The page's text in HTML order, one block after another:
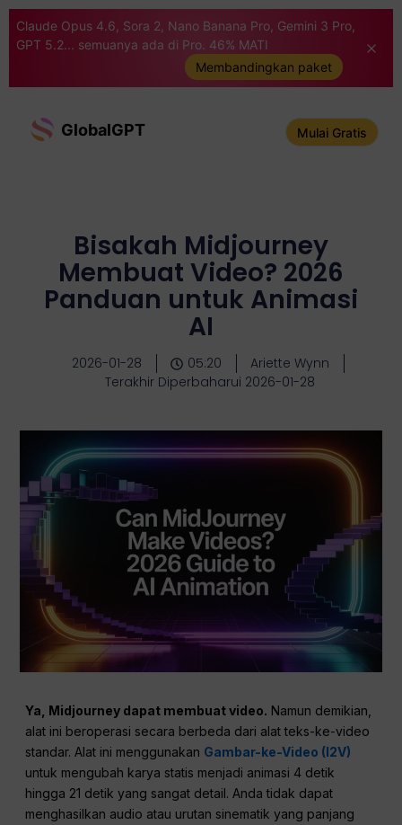
Claude Opus 4.6, Sora 2, Nano Banana Pro, Gemini 3 Pro,
GPT 5.2... semuanya ada di Pro. 46% MATI
Membandingkan paket
GlobalGPT Mulai Gratis
Bisakah Midjourney
Membuat Video? 2026
Panduan untuk Animasi
AI
2026-01-28 05:20
Ariette Wynn
Terakhir Diperbaharui 2026-01-28
Ya, Midjourney dapat membuat video. Namun demikian,
alat ini beroperasi secara berbeda dari alat teks-ke-video
standar. Alat ini menggunakan Gambar-ke-Video (I2V)
untuk mengubah karya statis menjadi animasi 4 detik
hingga 21 detik yang sangat detail. Anda tidak dapat
menghasilkan audio atau urutan sinematik yang panjang